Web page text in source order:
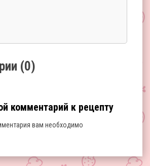
(0)
комментарий к рецепту
вам необходимо